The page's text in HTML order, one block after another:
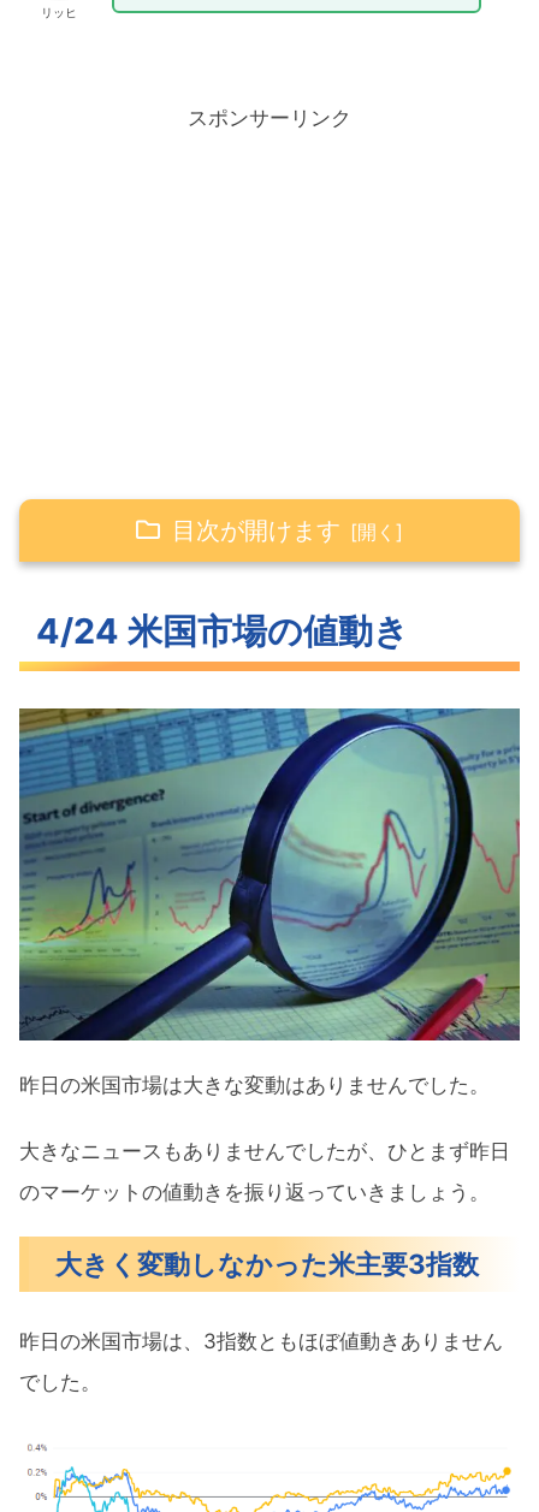
リッヒ
スポンサーリンク
目次が開けます
大きく変動しなかった米主要3指数
S&P500ヒートマップ
セクター別パフォーマンス
下落トレンドがはじまるS&P500
米国市場のトピックス
ディズニー人員削減第2弾はじまる
4月の注目イベントについて
注目の決算発表
KO（コカ・コーラ）のQ1決算
4/24 米国市場の値動き
昨日の米国市場は大きな変動はありませんでした。
大きなニュースもありませんでしたが、ひとまず昨日
のマーケットの値動きを振り返っていきましょう。
大きく変動しなかった米主要3指数
昨日の米国市場は、3指数ともほぼ値動きありません
でした。